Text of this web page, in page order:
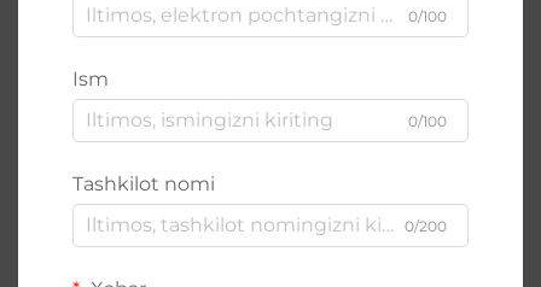
0/100
Ism
0/100
Tashkilot nomi
0/200